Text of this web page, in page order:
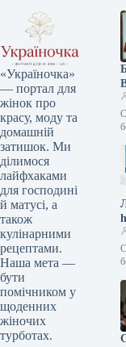
«Україночка»
— портал для
жінок про
красу, моду та
домашній
затишок. Ми
ділимося
лайфхаками
для господині
й матусі, а
також
кулінарними
рецептами.
Наша мета —
бути
помічником у
щоденних
жіночих
турботах.